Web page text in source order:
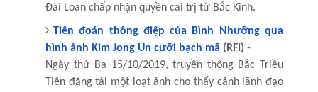
Đài Loan chấp nhận quyền cai trị từ Bắc Kinh.
Tiên đoán thông điệp của Bình Nhưỡng qua
hình ảnh Kim Jong Un cưỡi bạch mã (RFI) -
Ngày thứ Ba 15/10/2019, truyền thông Bắc Triều
Tiên đăng tải một loạt ảnh cho thấy cảnh lãnh đạo